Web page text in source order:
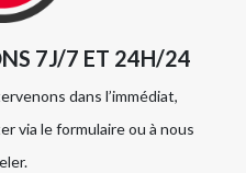
7J/7 ET 24H/24
dans l’immédiat,
via le formulaire ou à nous